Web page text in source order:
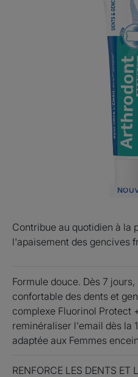
Contribue au quotidien à la
l'apaisement des gencives
Formule douce. Dès 7
confortable des dents et
complexe Fluorinol Protect
reminéraliser l'email dès la
adaptée aux Femmes
RENFORCE LES DENTS ET